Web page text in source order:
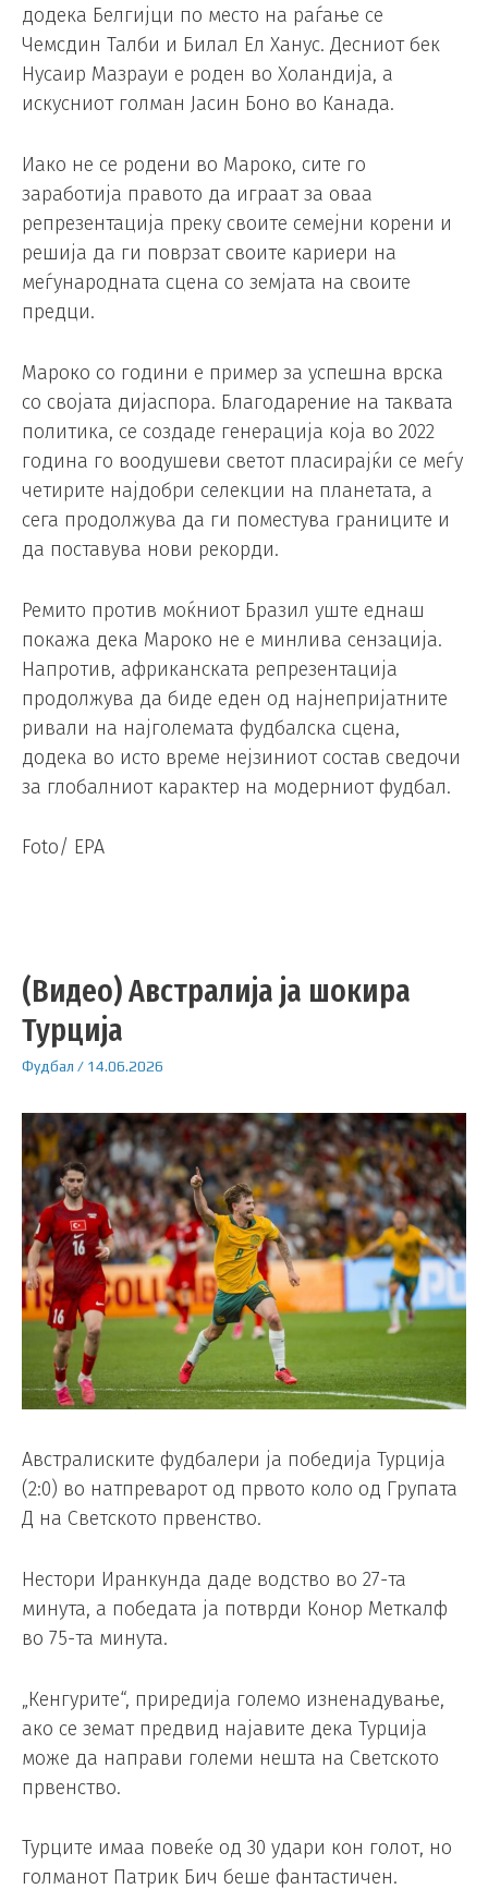
додека Белгијци по место на раѓање се
Чемсдин Талби и Билал Ел Ханус. Десниот бек
Нусаир Мазрауи е роден во Холандија, а
искусниот голман Јасин Боно во Канада.
Иако не се родени во Мароко, сите го
заработија правото да играат за оваа
репрезентација преку своите семејни корени и
решија да ги поврзат своите кариери на
меѓународната сцена со земјата на своите
предци.
Мароко со години е пример за успешна врска
со својата дијаспора. Благодарение на таквата
политика, се создаде генерација која во 2022
година го воодушеви светот пласирајќи се меѓу
четирите најдобри селекции на планетата, а
сега продолжува да ги поместува границите и
да поставува нови рекорди.
Ремито против моќниот Бразил уште еднаш
покажа дека Мароко не е минлива сензација.
Напротив, африканската репрезентација
продолжува да биде еден од најнепријатните
ривали на најголемата фудбалска сцена,
додека во исто време нејзиниот состав сведочи
за глобалниот карактер на модерниот фудбал.
Foto/ EPA
(Видео) Австралија ја шокира
Турција
Фудбал / 14.06.2026
Австралиските фудбалери ја победија Турција
(2:0) во натпреварот од првото коло од Групата
Д на Светското првенство.
Нестори Иранкунда даде водство во 27-та
минута, а победата ја потврди Конор Меткалф
во 75-та минута.
„Кенгурите“, приредија големо изненадување,
ако се земат предвид најавите дека Турција
може да направи големи нешта на Светското
првенство.
Турците имаа повеќе од 30 удари кон голот, но
голманот Патрик Бич беше фантастичен.